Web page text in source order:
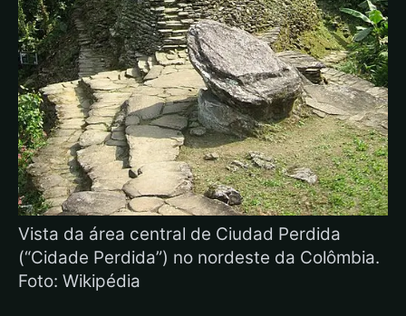
Vista da área central de Ciudad Perdida
(“Cidade Perdida”) no nordeste da Colômbia.
Foto: Wikipédia